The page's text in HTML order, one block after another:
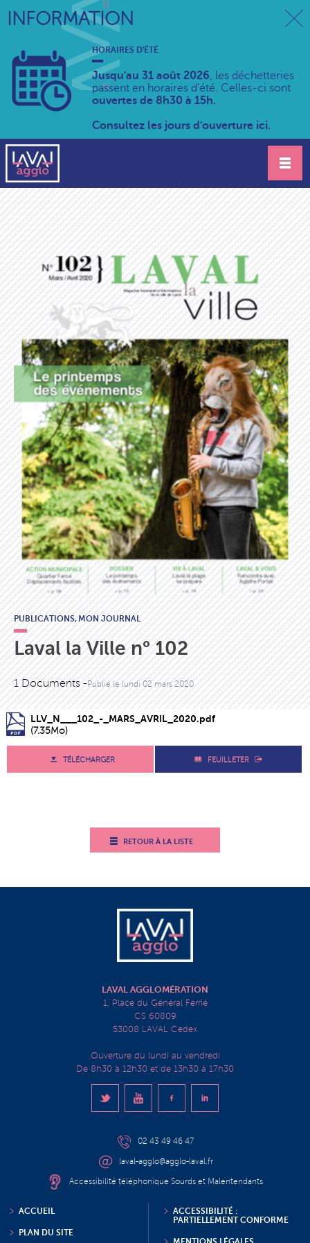
INFORMATION
HORAIRES D'ÉTÉ
Jusqu'au 31 août 2026, les déchetteries
passent en horaires d'été. Celles-ci sont
ouvertes de 8h30 à 15h.
Consultez les jours d'ouverture ici.
PUBLICATIONS,MON JOURNAL
Laval la Ville n° 102
1 Documents -Publié lelundi 02 mars 2020
LLV_N___102_-_MARS_AVRIL_2020.pdf
(7.35Mo)
TÉLÉCHARGER FEUILLETER
RETOUR À LA LISTE
LAVAL AGGLOMÉRATION
1, Place du Général Ferrié
CS 60809
53008 LAVAL Cedex
Ouverture du lundi au vendredi
De 8h30 à 12h30 et de 13h30 à 17h30
02 43 49 46 47
laval-agglo@agglo-laval.fr
Accessibilité téléphonique Sourds et Malentendants
ACCUEIL
PLAN DU SITE
ACCESSIBILITÉ :
PARTIELLEMENT CONFORME